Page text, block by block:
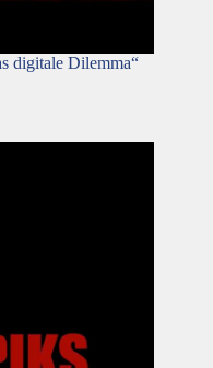
digitale Dilemma“